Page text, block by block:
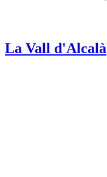
La Vall d'Alcalà